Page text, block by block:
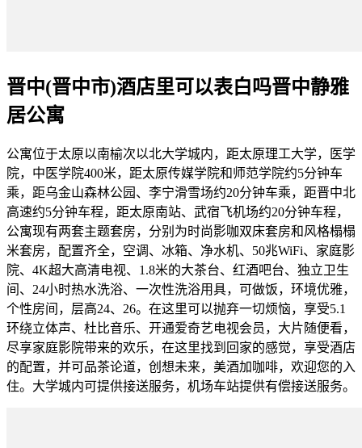
晋中(晋中市)酒店里可以表白吗晋中静雅
居公寓
公寓位于太原以南榆次以北大学城内，距太原理工大学，医学
院，中医学院400米，距太原传媒学院和师范学院约5分钟车
乘，距乌金山森林公园、李宁滑雪场约20分钟车乘，距晋中北
高速约5分钟车程，距太原南站、武宿飞机场约20分钟车程，
公寓现有两套主题套房，分别为时尚影咖双床套房和风格榻榻
米套房，配置齐全，空调、冰箱、净水机、50兆WiFi、家庭影
院、4K超大高清电视、1.8米的大茶台、红酒吧台、独立卫生
间、24小时热水洗浴、一次性洗浴用具，可做饭，环境优雅，
个性房间，层高24、26。在这里可以抛弃一切烦恼，享受5.1
环绕立体声、杜比音乐、开通爱奇艺电视会员，大片随便看，
尽享家庭影院带来的欢乐，在这里找到回家的感觉，享受酒店
的配置，并可品茶论道，创想未来，美酒加咖啡，欢迎您的入
住。大学城内可提供接送服务，机场车站提供有偿接送服务。